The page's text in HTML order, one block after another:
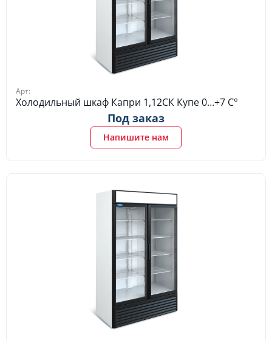
Арт:
Холодильный шкаф Капри 1,12СК Купе 0…+7 C°
Под заказ
Напишите нам